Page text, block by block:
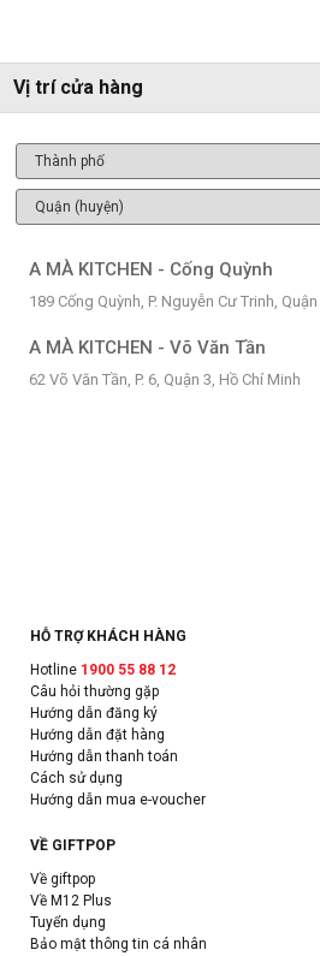
Vị trí cửa hàng
A MÀ KITCHEN - Cống Quỳnh
189 Cống Quỳnh, P. Nguyễn Cư Trinh,
A MÀ KITCHEN - Võ Văn Tần
62 Võ Văn Tần, P. 6, Quận 3, Hồ Chí Minh
HỖ TRỢ KHÁCH HÀNG
Hotline 1900 55 88 12
Câu hỏi thường gặp
Hướng dẫn đăng ký
Hướng dẫn đặt hàng
Hướng dẫn thanh toán
Cách sử dụng
Hướng dẫn mua e-voucher
VỀ GIFTPOP
Về giftpop
Về M12 Plus
Tuyển dụng
Bảo mật thông tin cá nhân